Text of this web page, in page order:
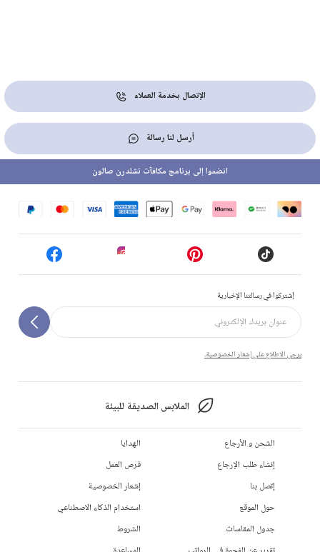
الإتصال بخدمة العملاء
أرسل لنا رسالة
إشتركوا في رسالتنا الإخبارية
يرجى الاطلاع على إشعار الخصوصية.
الملابس الصديقة للبيئة
انضموا إلى برنامج مكافآت تشلدرن صالون
الشحن و الأرجاع
إنشاء طلب الإرجاع
إتصل بنا
حول الموقع
جدول المقاسات
الهدايا
فرص العمل
إشعار الخصوصية
استخدام الذكاء الاصطناعي
الشروط